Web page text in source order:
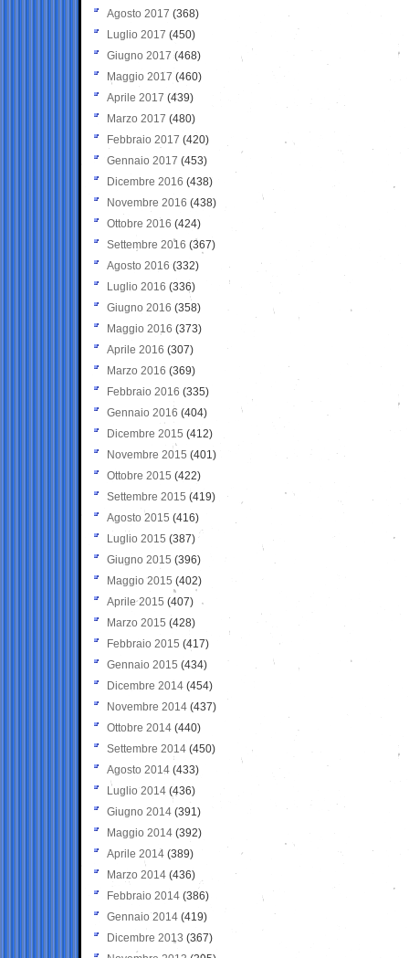
Agosto 2017 (368)
Luglio 2017 (450)
Giugno 2017 (468)
Maggio 2017 (460)
Aprile 2017 (439)
Marzo 2017 (480)
Febbraio 2017 (420)
Gennaio 2017 (453)
Dicembre 2016 (438)
Novembre 2016 (438)
Ottobre 2016 (424)
Settembre 2016 (367)
Agosto 2016 (332)
Luglio 2016 (336)
Giugno 2016 (358)
Maggio 2016 (373)
Aprile 2016 (307)
Marzo 2016 (369)
Febbraio 2016 (335)
Gennaio 2016 (404)
Dicembre 2015 (412)
Novembre 2015 (401)
Ottobre 2015 (422)
Settembre 2015 (419)
Agosto 2015 (416)
Luglio 2015 (387)
Giugno 2015 (396)
Maggio 2015 (402)
Aprile 2015 (407)
Marzo 2015 (428)
Febbraio 2015 (417)
Gennaio 2015 (434)
Dicembre 2014 (454)
Novembre 2014 (437)
Ottobre 2014 (440)
Settembre 2014 (450)
Agosto 2014 (433)
Luglio 2014 (436)
Giugno 2014 (391)
Maggio 2014 (392)
Aprile 2014 (389)
Marzo 2014 (436)
Febbraio 2014 (386)
Gennaio 2014 (419)
Dicembre 2013 (367)